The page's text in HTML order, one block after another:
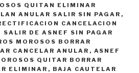
QUITAN ELIMINAR
ANULAR SALIR SIN PAGAR ,
CANCELACION
SALIR DE ASNEF SIN PAGAR
MOROSOS BORRAR
CANCELAR ANULAR , ASNEF
QUITAR BORRAR
ELIMINAR , BAJA CAUTELAR